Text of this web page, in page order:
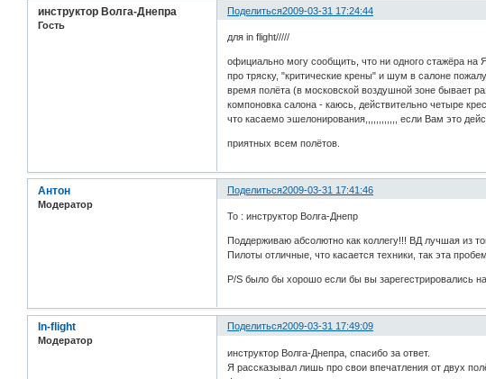
Поделиться2009-03-31 17:24:44
инструктор Волга-Днепра
Гость
для in flight/////
официально могу сообщить, что ни одного стажёра на
про тряску, "критические крены" и шум в салоне
время полёта (в московской воздушной зоне бывает
компоновка салона - каюсь, действительно четыре
что касаемо эшелонирования,,,,,,,,,,,, если Вам это
приятных всем полётов.
Поделиться2009-03-31 17:41:46
Антон
Модератор
To : инструктор Волга-Днепр
Поддерживаю абсолютно как коллегу!!! ВД лучшая из
Пилоты отличные, что касается техники, так эта
P/S было бы хорошо если бы вы зарегестрировались
Поделиться2009-03-31 17:49:09
In-flight
Модератор
инструктор Волга-Днепра, спасибо за ответ.
Я рассказывал лишь про свои впечатления от двух